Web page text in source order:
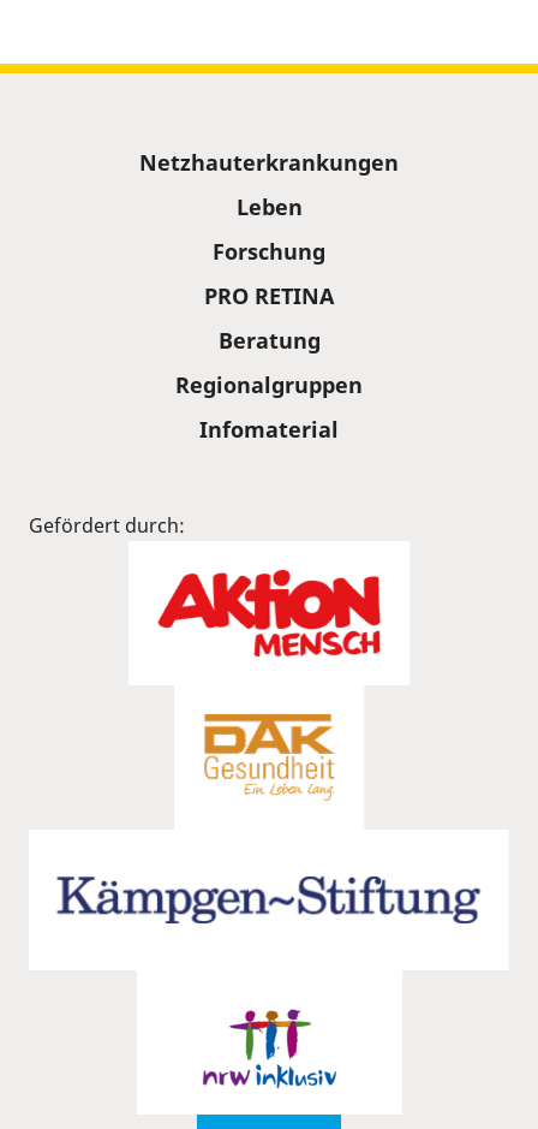
Netzhauterkrankungen
Leben
Forschung
PRO RETINA
Beratung
Regionalgruppen
Infomaterial
Gefördert durch: